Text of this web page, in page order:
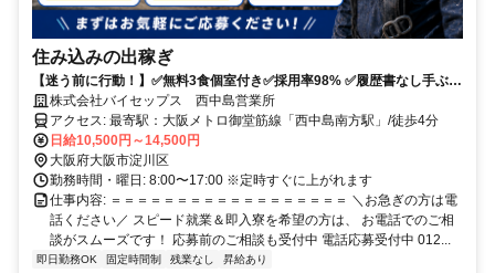
住み込みの出稼ぎ
【迷う前に行動！】✅無料3食個室付き✅採用率98% ✅履歴書なし手ぶら
OK ✅移動費補助あり
株式会社バイセップス 西中島営業所
アクセス: 最寄駅：大阪メトロ御堂筋線「西中島南方駅」/徒歩4分
日給10,500円～14,500円
大阪府大阪市淀川区
勤務時間・曜日: 8:00〜17:00 ※定時すぐに上がれます
仕事内容: ＝＝＝＝＝＝＝＝＝＝＝＝＝＝＝＝＝＝ ＼お急ぎの方は電
話ください／ スピード就業＆即入寮を希望の方は、 お電話でのご相
談がスムーズです！ 応募前のご相談も受付中 電話応募受付中 012...
即日勤務OK 固定時間制 残業なし 昇給あり